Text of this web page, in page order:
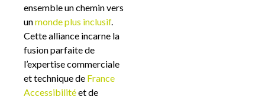
ensemble un chemin vers
unmonde plus inclusif.
Cette alliance incarne la
fusion parfaite de
l’expertise commerciale
et technique de France
Accessibilitéet de